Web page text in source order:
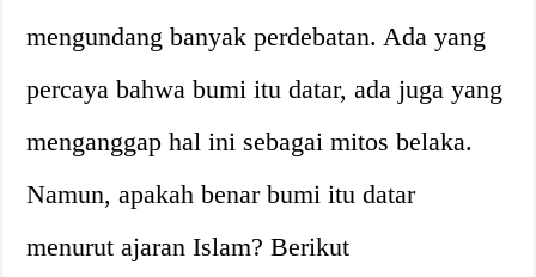
mengundang banyak perdebatan. Ada yang
percaya bahwa bumi itu datar, ada juga yang
menganggap hal ini sebagai mitos belaka.
Namun, apakah benar bumi itu datar
menurut ajaran Islam? Berikut